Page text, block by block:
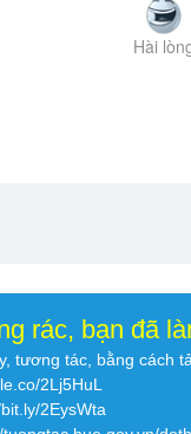
Hài
rác, bạn đã
tương tác, bằng cách
2Lj5HuL
2EysWta